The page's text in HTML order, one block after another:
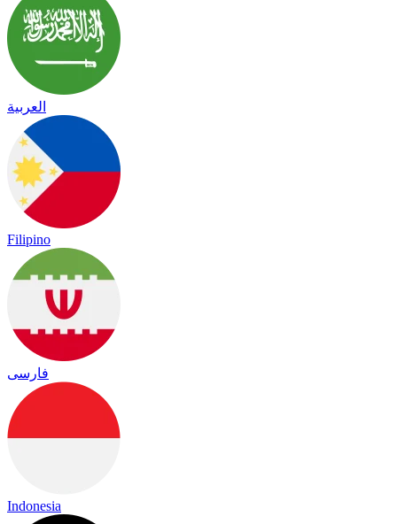
العربية
Filipino
فارسی
Indonesia